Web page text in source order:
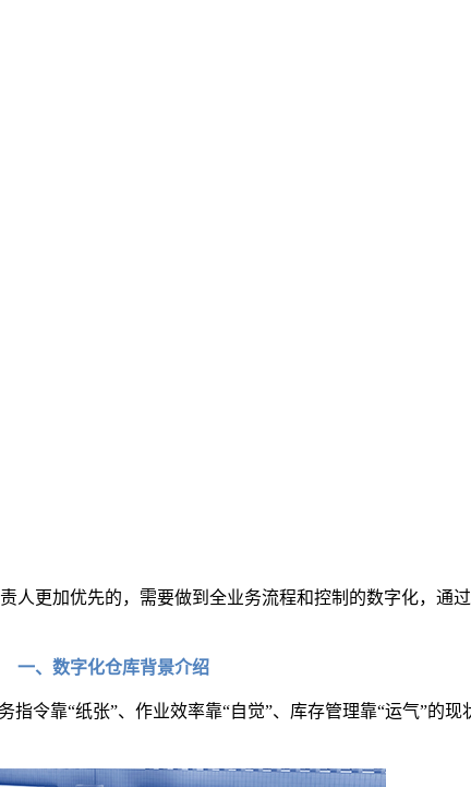
更加优先的，需要做到全业务流程和控制的数字化，通
一、数字化仓库背景介绍
令靠“纸张”、作业效率靠“自觉”、库存管理靠“运气”的